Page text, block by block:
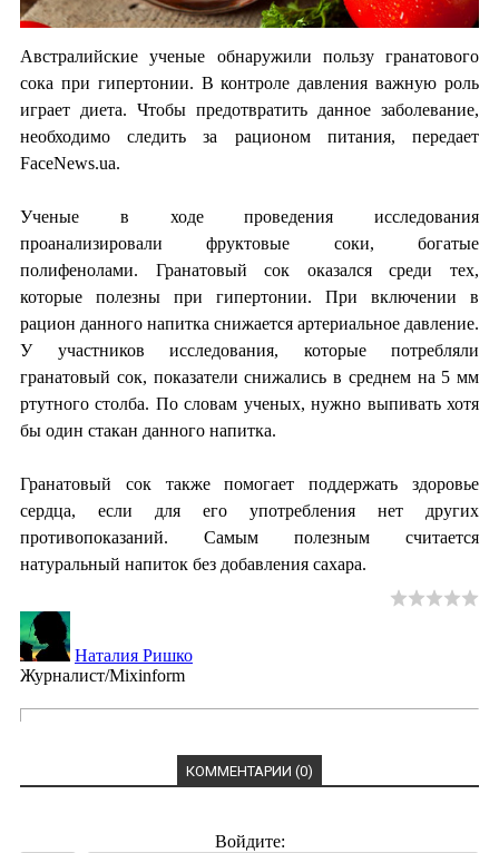
Австралийские ученые обнаружили пользу гранатового
сока при гипертонии. В контроле давления важную роль
играет диета. Чтобы предотвратить данное заболевание,
необходимо следить за рационом питания, передает
FaceNews.ua.
Ученые в ходе проведения исследования
проанализировали фруктовые соки, богатые
полифенолами. Гранатовый сок оказался среди тех,
которые полезны при гипертонии. При включении в
рацион данного напитка снижается артериальное давление.
У участников исследования, которые потребляли
гранатовый сок, показатели снижались в среднем на 5 мм
ртутного столба. По словам ученых, нужно выпивать хотя
бы один стакан данного напитка.
Гранатовый сок также помогает поддержать здоровье
сердца, если для его употребления нет других
противопоказаний. Самым полезным считается
натуральный напиток без добавления сахара.
Наталия Ришко
Журналист/Mixinform
КОММЕНТАРИИ (0)
Войдите: